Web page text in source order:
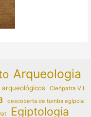
Arqueologia
Cleópatra VII
descoberta de tumba egípcia
Egiptologia